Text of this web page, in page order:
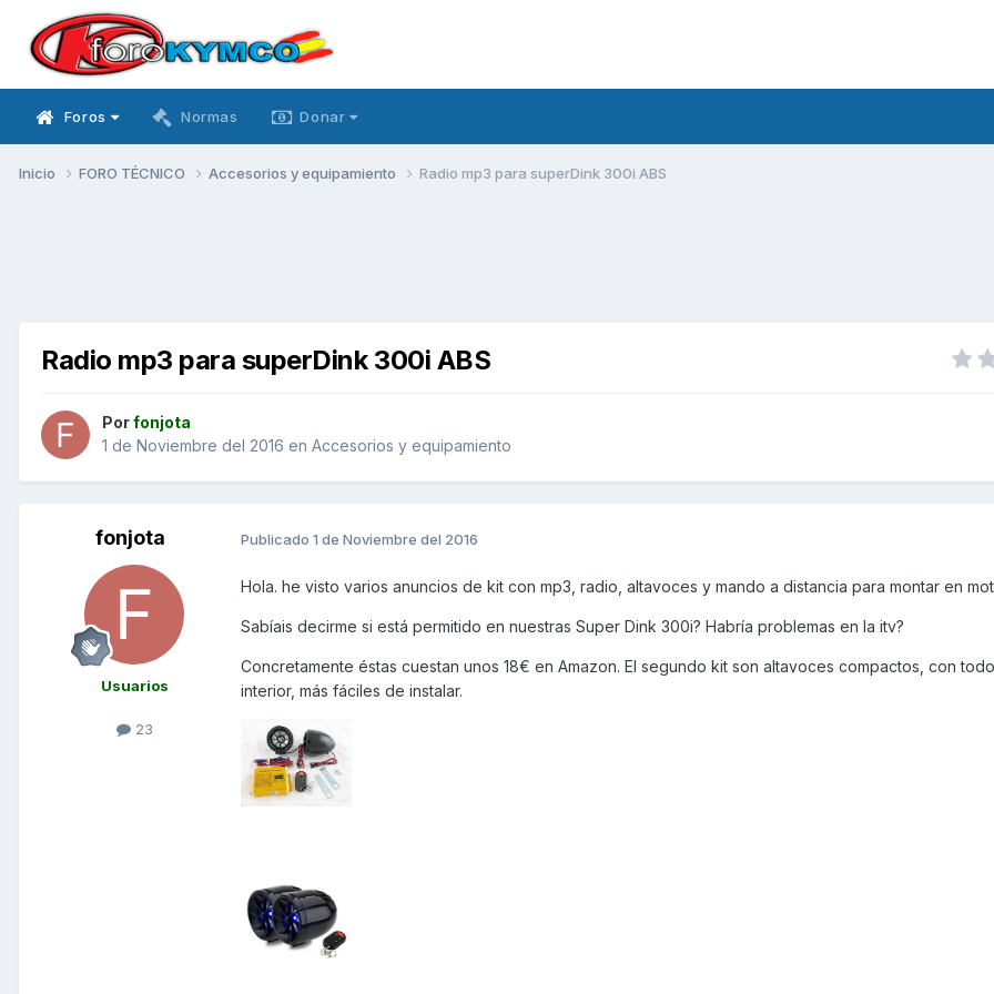
Foros Normas Donar
Inicio FORO TÉCNICO Accesorios y equipamiento Radio mp3 para superDink 300i ABS
Radio mp3 para superDink 300i ABS
Porfonjota
1 de Noviembre del 2016 en Accesorios y equipamiento
fonjota
Usuarios
23
Publicado 1 de Noviembre del 2016
Hola. he visto varios anuncios de kit con mp3, radio, altavoces y mando a distancia para montar en
Sabíais decirme si está permitido en nuestras Super Dink 300i? Habría problemas en la itv?
Concretamente éstas cuestan unos 18€ en Amazon. El segundo kit son altavoces compactos, con
interior, más fáciles de instalar.